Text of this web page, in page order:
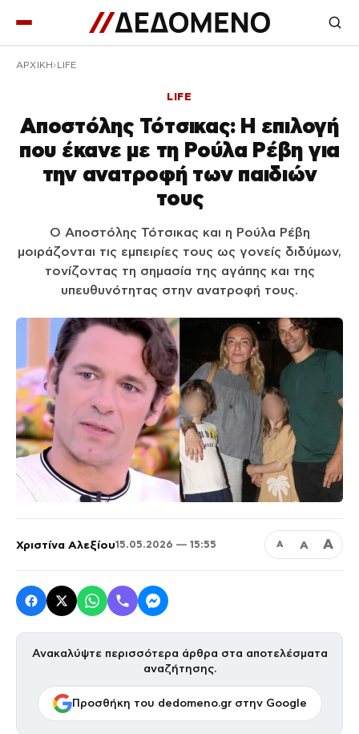
ΑΡΧΙΚΉ LIFE
LIFE
Αποστόλης Τότσικας: Η επιλογή
που έκανε με τη Ρούλα Ρέβη για
την ανατροφή των παιδιών
τους
Ο Αποστόλης Τότσικας και η Ρούλα Ρέβη
μοιράζονται τις εμπειρίες τους ως γονείς διδύμων,
τονίζοντας τη σημασία της αγάπης και της
υπευθυνότητας στην ανατροφή τους.
Χριστίνα Αλεξίου15.05.2026 — 15:55 Α Α Α
Ανακαλύψτε περισσότερα άρθρα στα αποτελέσματα
αναζήτησης.
Προσθήκη του dedomeno.gr στην Google